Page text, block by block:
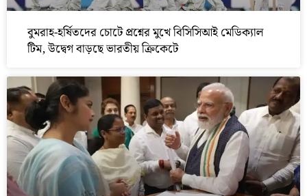
বুমরাহ-হর্ষিতদের চোটে প্রশ্নের মুখে বিসিসিআই মেডিক্যাল
টিম, উদ্বেগ বাড়ছে ভারতীয় ক্রিকেটে